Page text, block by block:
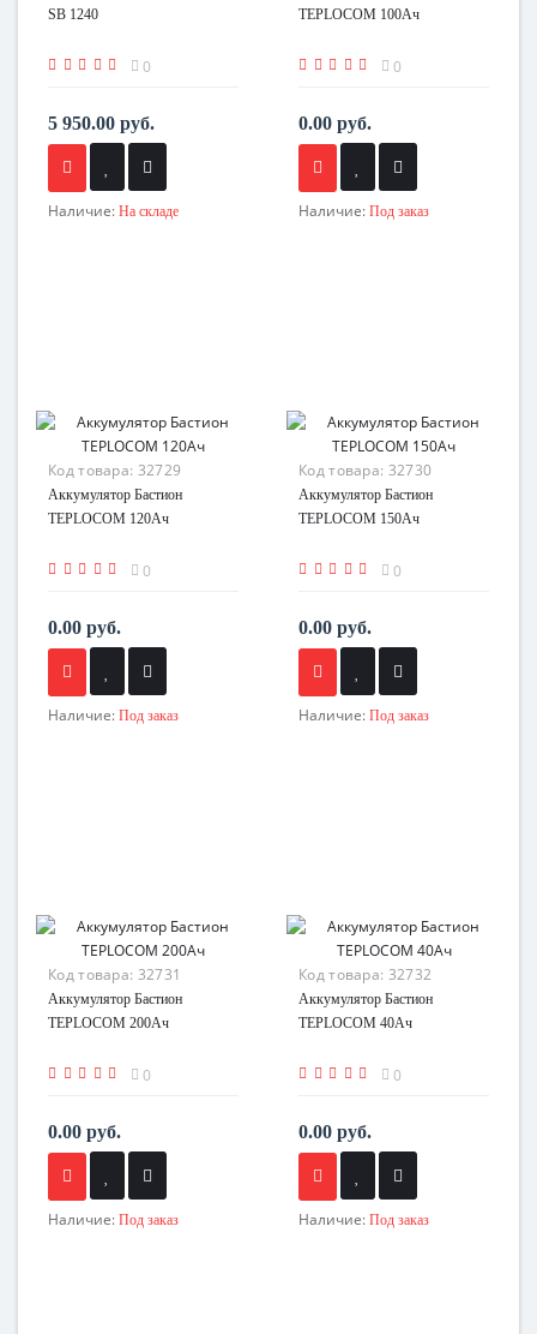
SB 1240
0
5 950.00 руб.
Наличие: На складе
TEPLOCOM 100Ач
0
0.00 руб.
Наличие: Под заказ
Код товара: 32729
Аккумулятор Бастион
TEPLOCOM 120Ач
0
0.00 руб.
Наличие: Под заказ
Код товара: 32730
Аккумулятор Бастион
TEPLOCOM 150Ач
0
0.00 руб.
Наличие: Под заказ
Код товара: 32731
Аккумулятор Бастион
TEPLOCOM 200Ач
0
0.00 руб.
Наличие: Под заказ
Код товара: 32732
Аккумулятор Бастион
TEPLOCOM 40Ач
0
0.00 руб.
Наличие: Под заказ